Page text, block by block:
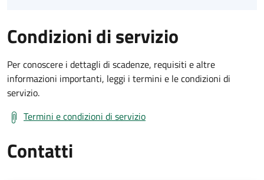
Condizioni di servizio
Per conoscere i dettagli di scadenze, requisiti e altre
informazioni importanti, leggi i termini e le condizioni di
servizio.
Termini e condizioni di servizio
Contatti